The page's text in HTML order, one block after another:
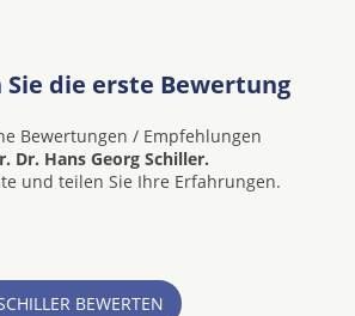
Sie die erste Bewertung
Bewertungen / Empfehlungen
Dr. Hans Georg Schiller.
und teilen Sie Ihre Erfahrungen.
BEWERTEN